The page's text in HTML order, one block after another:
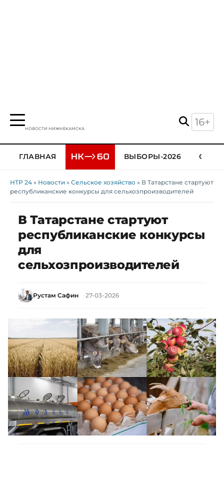
НОВОСТИ НИЖНЕКАМСКА
16+
ГЛАВНАЯ ВЫБОРЫ-2026
НТР 24 » Новости » Сельское хозяйство » В Татарстане стартуют
республиканские конкурсы для сельхозпроизводителей
В Татарстане стартуют
республиканские конкурсы
для
сельхозпроизводителей
Рустам Сафин 27-03-2026